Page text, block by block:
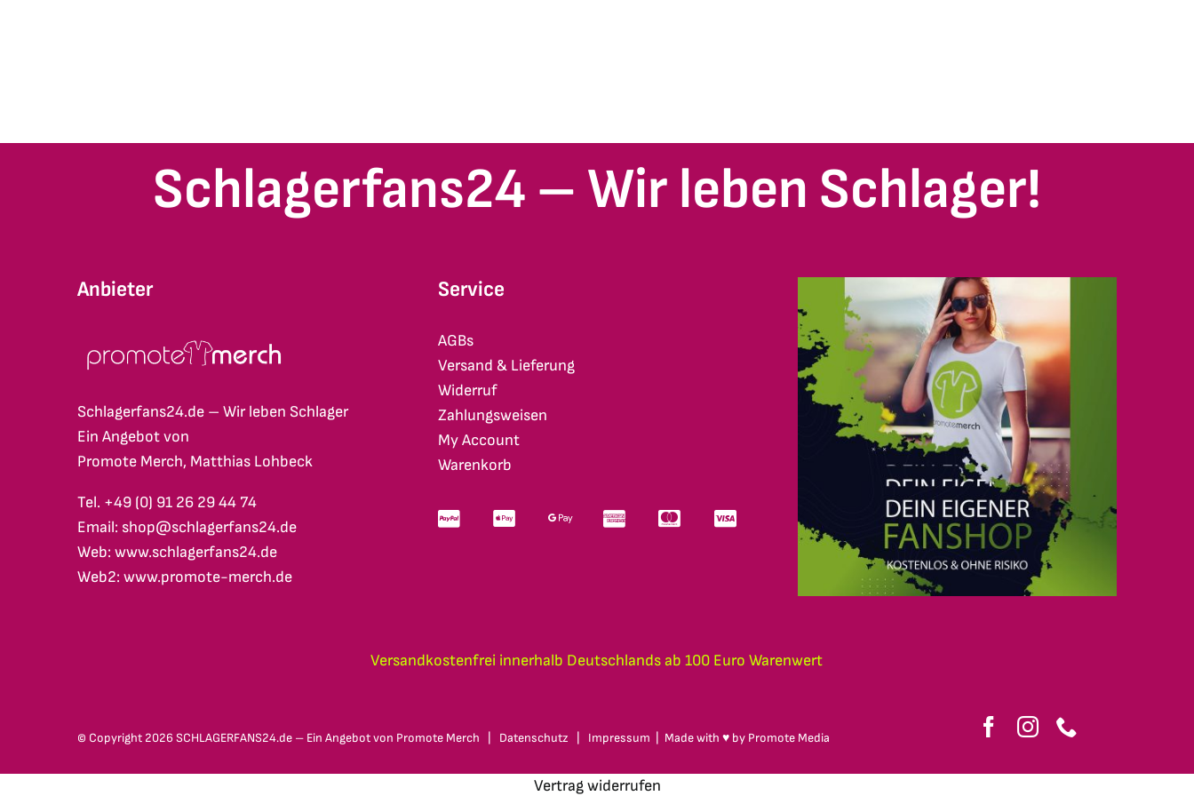
Schlagerfans24 – Wir leben Schlager!
Anbieter
Schlagerfans24.de – Wir leben Schlager
Ein Angebot von
Promote Merch, Matthias Lohbeck
Tel. +49 (0) 91 26 29 44 74
Email: shop@schlagerfans24.de
Web: www.schlagerfans24.de
Web2: www.promote-merch.de
Service
AGBs
Versand & Lieferung
Widerruf
Zahlungsweisen
My Account
Warenkorb
Versandkostenfrei innerhalb Deutschlands ab 100 Euro Warenwert
© Copyright 2026 SCHLAGERFANS24.de – Ein Angebot von Promote Merch Datenschutz Impressum | Made with ♥ by Promote Media
Vertrag widerrufen